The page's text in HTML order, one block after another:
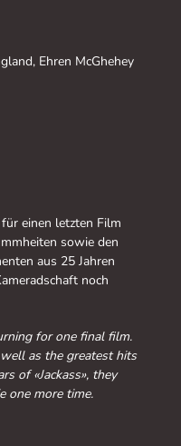
Ehren McGhehey
einen letzten Film
sowie den
aus 25 Jahren
noch
for one final film.
as the greatest hits
of «Jackass», they
one more time.